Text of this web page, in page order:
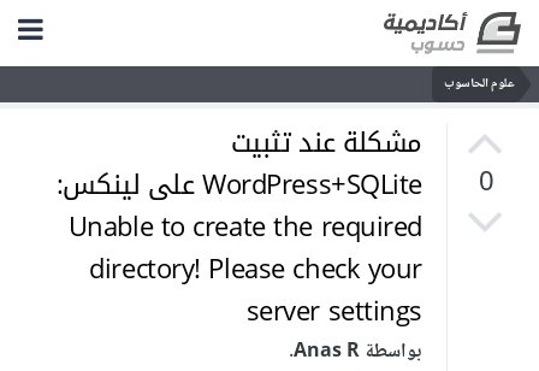
علوم الحاسوب
0
مشكلة عند تثبيت
WordPress+SQLite على لينكس:
Unable to create the required
directory! Please check your
server settings
بواسطة Anas R.